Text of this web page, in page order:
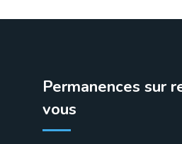
Permanences sur
vous